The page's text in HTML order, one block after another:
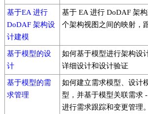
基于EA 进行
DoDAF 架构设
计建模
基于 EA 进行 DoDAF 架
个架构视图之间的映射，
基于模型的设
计
如何基于模型进行架构设
详细设计和设计验证
基于模型的需
求管理
如何建立需求模型、设计
型，并基于模型关联需求 -
进行需求跟踪和变更管理。